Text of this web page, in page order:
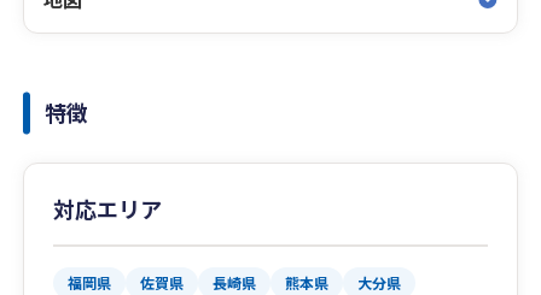
特徴
対応エリア
福岡県 佐賀県 長崎県 熊本県
大分県